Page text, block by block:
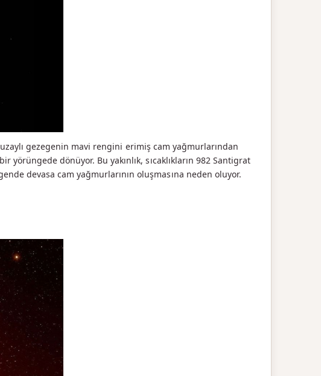
uzaylı gezegenin mavi rengini erimiş cam yağmurlarından
yörüngede dönüyor. Bu yakınlık, sıcaklıkların 982 Santigrat
devasa cam yağmurlarının oluşmasına neden oluyor.